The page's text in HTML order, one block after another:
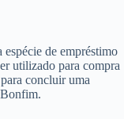
de empréstimo
utilizado para compra
concluir uma